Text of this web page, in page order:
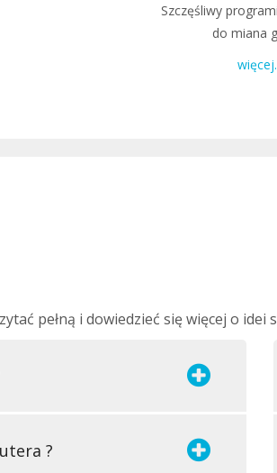
Szczęśliwy
do miana
pełną i dowiedzieć się więcej o
?